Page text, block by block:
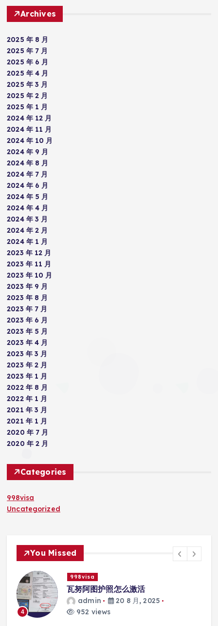
Archives
2025 年 8 月
2025 年 7 月
2025 年 6 月
2025 年 4 月
2025 年 3 月
2025 年 2 月
2025 年 1 月
2024 年 12 月
2024 年 11 月
2024 年 10 月
2024 年 9 月
2024 年 8 月
2024 年 7 月
2024 年 6 月
2024 年 5 月
2024 年 4 月
2024 年 3 月
2024 年 2 月
2024 年 1 月
2023 年 12 月
2023 年 11 月
2023 年 10 月
2023 年 9 月
2023 年 8 月
2023 年 7 月
2023 年 6 月
2023 年 5 月
2023 年 4 月
2023 年 3 月
2023 年 2 月
2023 年 1 月
2022 年 8 月
2022 年 1 月
2021 年 3 月
2021 年 1 月
2020 年 7 月
2020 年 2 月
Categories
998visa
Uncategorized
You Missed
998visa
瓦努阿图护照能否在马尼拉开设银行账
户？
admin